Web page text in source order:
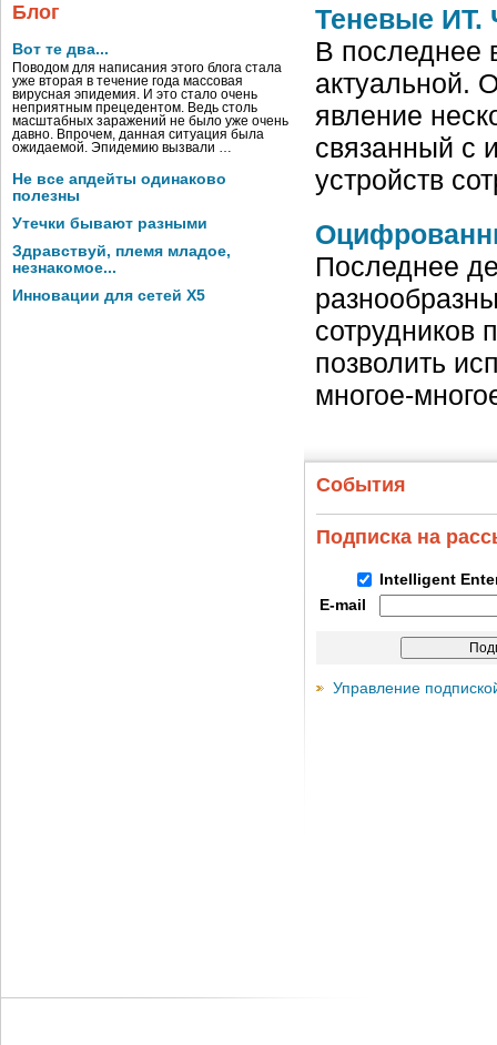
Блог
Вот те два...
Поводом для написания этого блога стала
уже вторая в течение года массовая
вирусная эпидемия. И это стало очень
неприятным прецедентом. Ведь столь
масштабных заражений не было уже очень
давно. Впрочем, данная ситуация была
ожидаемой. Эпидемию вызвали …
Не все апдейты одинаково
полезны
Утечки бывают разными
Здравствуй, племя младое,
незнакомое...
Инновации для сетей X5
Теневые ИТ.
В последнее
актуальной.
явление
связанный с
устройств
Последнее
сотрудников
позволить
многое-
События
Подписка на
Intelligent
E-mail
Управление